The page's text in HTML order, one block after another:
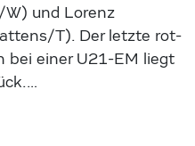
und Lorenz
T). Der letzte rot-
bei einer U21-EM liegt